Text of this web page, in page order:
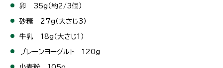
卵 35g（約2/3個）
砂糖 27g（大さじ3）
牛乳 18g（大さじ1）
プレーンヨーグルト 120g